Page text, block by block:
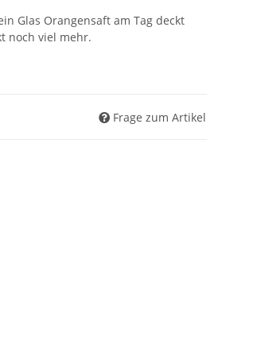
Glas Orangensaft am Tag deckt
noch viel mehr.
Frage zum Artikel